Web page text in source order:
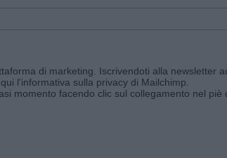
di marketing. Iscrivendoti alla newsletter
l'informativa sulla privacy di Mailchimp
momento facendo clic sul collegamento nel piè